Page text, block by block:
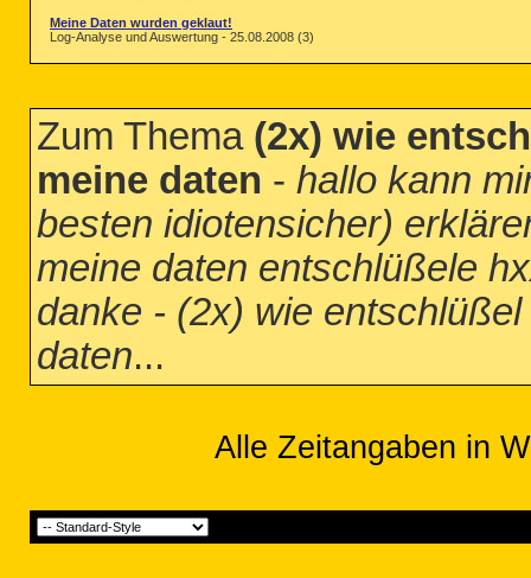
Meine Daten wurden geklaut!
Log-Analyse und Auswertung - 25.08.2008 (3)
Zum Thema (2x) wie
meine daten - hallo kann
besten idiotensicher)
meine daten entschlüßele
danke - (2x) wie
daten...
Alle Zeitangaben in